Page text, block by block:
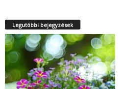
Legutóbbi bejegyzések